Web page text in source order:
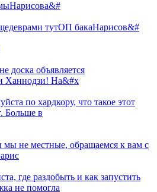
тутОП бакаНарисов&#
доска объявляется
Ханнодзи! На&#x
по хардкору, что такое этот
Больше в
мы не местные, обращаемся к вам с
где раздобыть и как запустить
не помогла